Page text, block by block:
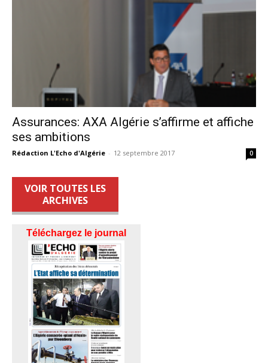
Assurances: AXA Algérie s’affirme et affiche
ses ambitions
Rédaction L'Echo d'Algérie - 12 septembre 2017 0
VOIR TOUTES LES
ARCHIVES